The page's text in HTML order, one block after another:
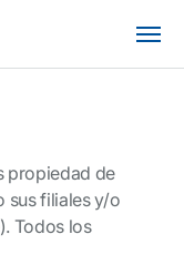
propiedad de
sus filiales y/o
Todos los